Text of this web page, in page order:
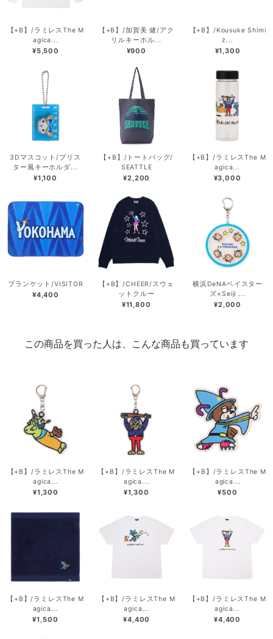
【+B】/ラミレスThe M
agica...
¥5,500
【+B】/加賀美 健/アク
リルキーホル...
¥900
【+B】/Kousuke Shimi
z...
¥1,300
3Dマスコット/ブリス
ター風キーホルダ...
¥1,100
【+B】/トートバッグ/
SEATTLE
¥2,200
【+B】/ラミレスThe M
agica...
¥3,000
ブランケット/VISITOR
¥4,400
【+B】/CHEER/スウェ
ットクルー
¥11,800
横浜DeNAベイスター
ズ×Seiji ...
¥2,000
この商品を買った人は、こんな商品も買っています
【+B】/ラミレスThe M
agica...
¥1,300
【+B】/ラミレスThe M
agica...
¥1,300
【+B】/ラミレスThe M
agica...
¥500
【+B】/ラミレスThe M
agica...
¥1,500
【+B】/ラミレスThe M
agica...
¥4,400
【+B】/ラミレスThe M
agica...
¥4,400